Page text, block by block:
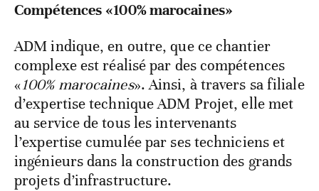
Compétences «100% marocaines»
ADM indique, en outre, que ce chantier
complexe est réalisé par des compétences
«100% marocaines». Ainsi, à travers sa filiale
d’expertise technique ADM Projet, elle met
au service de tous les intervenants
l’expertise cumulée par ses techniciens et
ingénieurs dans la construction des grands
projets d’infrastructure.